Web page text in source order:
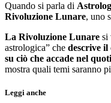
Quando si parla di
Rivoluzione Lunare, uno
La Rivoluzione Lunare si
astrologica” che descrive il
su ciò che accade nel
mostra quali temi saranno
Leggi anche